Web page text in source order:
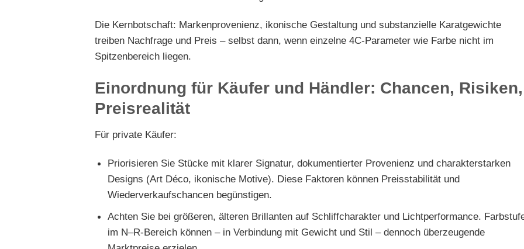
Die Kernbotschaft: Markenprovenienz, ikonische Gestaltung und substanzielle Karatgewichte
treiben Nachfrage und Preis – selbst dann, wenn einzelne 4C-Parameter wie Farbe nicht im
Spitzenbereich liegen.
Einordnung für Käufer und Händler: Chancen, Risiken,
Preisrealität
Für private Käufer:
Priorisieren Sie Stücke mit klarer Signatur, dokumentierter Provenienz und charakterstarken
Designs (Art Déco, ikonische Motive). Diese Faktoren können Preisstabilität und
Wiederverkaufschancen begünstigen.
Achten Sie bei größeren, älteren Brillanten auf Schliffcharakter und Lichtperformance.
im N–R-Bereich können – in Verbindung mit Gewicht und Stil – dennoch überzeugende